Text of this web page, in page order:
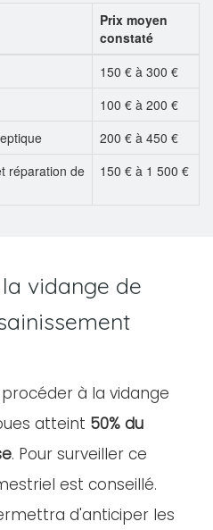
Prix moyen
constaté
150 € à 300 €
100 € à 200 €
200 € à 450 €
réparation de
150 € à 1 500 €
vidange de
à la vidange
atteint 50% du
. Pour surveiller ce
est conseillé.
d'anticiper les